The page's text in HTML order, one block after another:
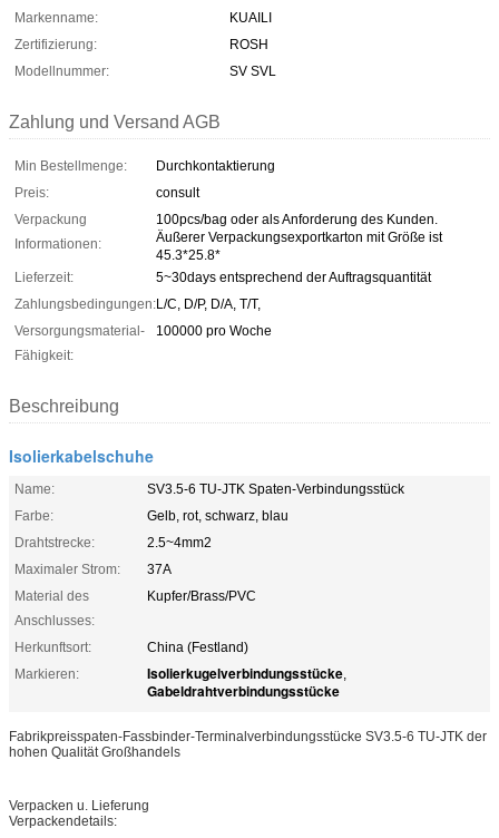
Markenname:
KUAILI
Zertifizierung:
ROSH
Modellnummer:
SV SVL
Zahlung und Versand AGB
Min Bestellmenge:
Durchkontaktierung
Preis:
consult
Verpackung
Informationen:
100pcs/bag oder als Anforderung des Kunden.
Äußerer Verpackungsexportkarton mit Größe ist
45.3*25.8*
Lieferzeit:
5~30days entsprechend der Auftragsquantität
Zahlungsbedingungen:L/C, D/P, D/A, T/T,
Versorgungsmaterial-
Fähigkeit:
100000 pro Woche
Beschreibung
Isolierkabelschuhe
Name:
SV3.5-6 TU-JTK Spaten-Verbindungsstück
Farbe:
Gelb, rot, schwarz, blau
Drahtstrecke:
2.5~4mm2
Maximaler Strom:
37A
Material des
Anschlusses:
Kupfer/Brass/PVC
Herkunftsort:
China (Festland)
Markieren:
Isolierkugelverbindungsstücke,
Gabeldrahtverbindungsstücke
Fabrikpreisspaten-Fassbinder-Terminalverbindungsstücke SV3.5-6 TU-JTK der
hohen Qualität Großhandels
Verpacken u. Lieferung
Verpackendetails: